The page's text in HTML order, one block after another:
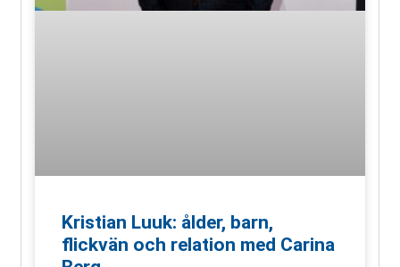
Kristian Luuk: ålder, barn,
flickvän och relation med Carina